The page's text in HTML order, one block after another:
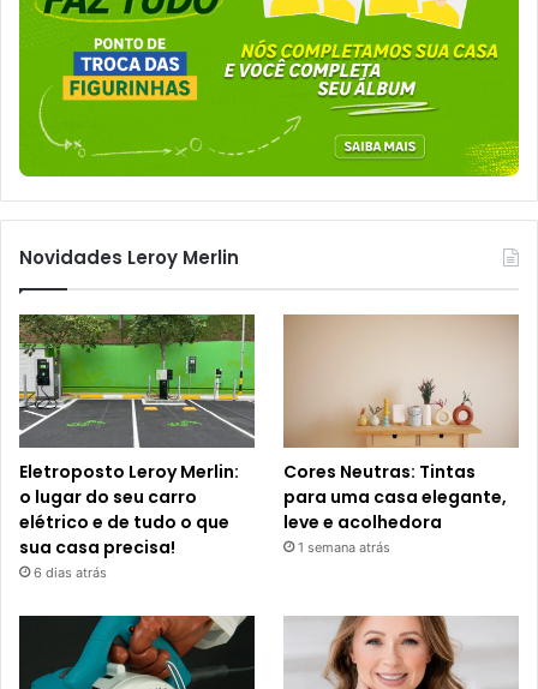
Novidades Leroy Merlin
Eletroposto Leroy Merlin:
o lugar do seu carro
elétrico e de tudo o que
sua casa precisa!
6 dias atrás
Cores Neutras: Tintas
para uma casa elegante,
leve e acolhedora
1 semana atrás